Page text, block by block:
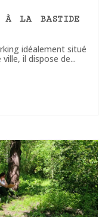
à la bastide
idéalement situé
il dispose de...